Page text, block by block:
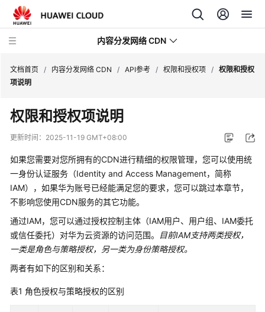
内容分发网络 CDN
最
新
动
服
务
公
产
品
介
文档首页 / 内容分发网络 CDN / API参考 / 权限和授权项 / 权限和授权
项说明
权限和授权项说明
更新时间： 2025-11-19 GMT+08:00
如果您需要对您所拥有的CDN进行精细的权限管理，您可以使用统
一身份认证服务（Identity and Access Management，简称
IAM），如果华为账号已经能满足您的要求，您可以跳过本章节，
不影响您使用CDN服务的其它功能。
通过IAM，您可以通过授权控制主体（IAM用户、用户组、IAM委托
或信任委托）对华为云资源的访问范围。
目前IAM支持两类授权，
一类是角色与策略授权，另一类为身份策略授权。
两者有如下的区别和关系：
表1 角色授权与策略授权的区别